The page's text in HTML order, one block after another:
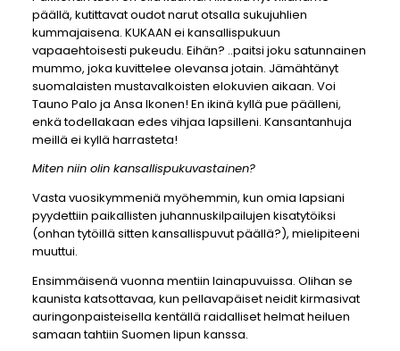
päällä, kutittavat oudot narut otsalla sukujuhlien
kummajaisena. KUKAAN ei kansallispukuun
vapaaehtoisesti pukeudu. Eihän? ..paitsi joku satunnainen
mummo, joka kuvittelee olevansa jotain. Jämähtänyt
suomalaisten mustavalkoisten elokuvien aikaan. Voi
Tauno Palo ja Ansa Ikonen! En ikinä kyllä pue päälleni,
enkä todellakaan edes vihjaa lapsilleni. Kansantanhuja
meillä ei kyllä harrasteta!
Miten niin olin kansallispukuvastainen?
Vasta vuosikymmeniä myöhemmin, kun omia lapsiani
pyydettiin paikallisten juhannuskilpailujen kisatytöiksi
(onhan tytöillä sitten kansallispuvut päällä?), mielipiteeni
muuttui.
Ensimmäisenä vuonna mentiin lainapuvuissa. Olihan se
kaunista katsottavaa, kun pellavapäiset neidit kirmasivat
auringonpaisteisella kentällä raidalliset helmat heiluen
samaan tahtiin Suomen lipun kanssa.